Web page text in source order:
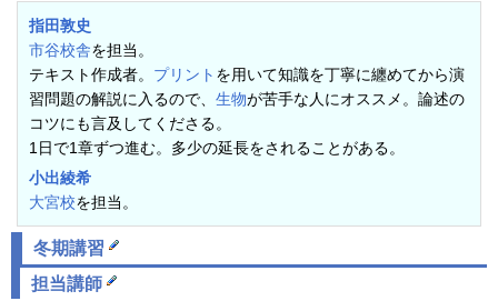
指田敦史
市谷校舎を担当。
テキスト作成者。 プリント を用いて知識を丁寧に纏めてから演
習問題の解説に入るので、 生物が苦手な人にオススメ。論述の
コツにも言及してくださる。
1日で1章ずつ進む。多少の延長をされることがある。
小出綾希
大宮校を担当。
冬期講習
担当講師